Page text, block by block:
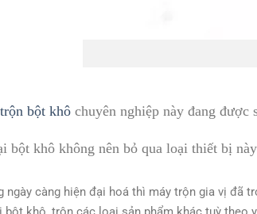
bột khô chuyên nghiệp này đang
bột khô không nên bỏ qua loại thiết bị này
ngày càng hiện đại hoá thì máy trộn gia vị đã